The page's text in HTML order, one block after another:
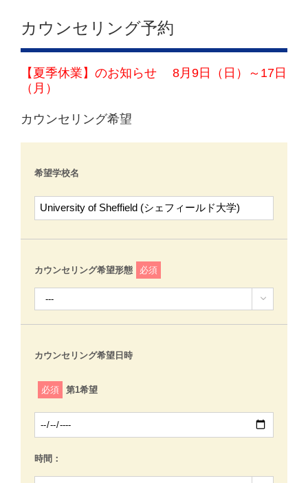
カウンセリング予約
【夏季休業】のお知らせ 8月9日（日）～17日
（月）
カウンセリング希望
希望学校名
カウンセリング希望形態 必須

カウンセリング希望日時
必須 第1希望
時間：